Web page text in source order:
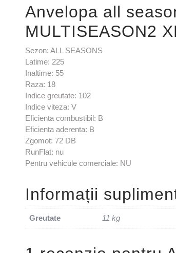
Anvelopa all
MULTISEASON2
Sezon: ALL SEASONS
Latime: 225
Inaltime: 55
Raza: 18
Indice greutate: 102
Indice viteza: V
Eficienta combustibil: B
Eficienta aderenta: B
Zgomot: 72 DB
RunFlat: nu
Pentru vehicule comerciale: NU
Informații
Greutate 11 kg